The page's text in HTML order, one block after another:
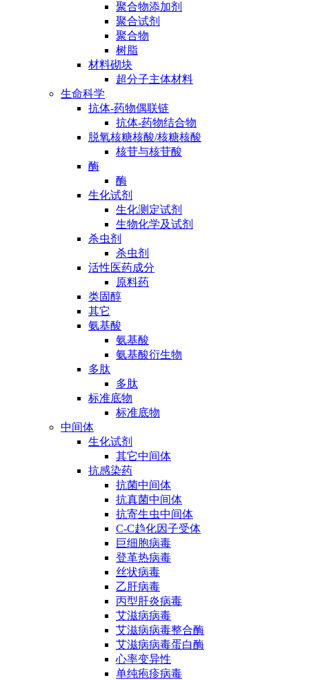
聚合物添加剂
聚合试剂
聚合物
树脂
材料砌块
超分子主体材料
生命科学
抗体-药物偶联链
抗体-药物结合物
脱氧核糖核酸/核糖核酸
核苷与核苷酸
酶
酶
生化试剂
生化测定试剂
生物化学及试剂
杀虫剂
杀虫剂
活性医药成分
原料药
类固醇
其它
氨基酸
氨基酸
氨基酸衍生物
多肽
多肽
标准底物
标准底物
中间体
生化试剂
其它中间体
抗感染药
抗菌中间体
抗真菌中间体
抗寄生虫中间体
C-C趋化因子受体
巨细胞病毒
登革热病毒
丝状病毒
乙肝病毒
丙型肝炎病毒
艾滋病病毒
艾滋病病毒整合酶
艾滋病病毒蛋白酶
心率变异性
单纯疱疹病毒